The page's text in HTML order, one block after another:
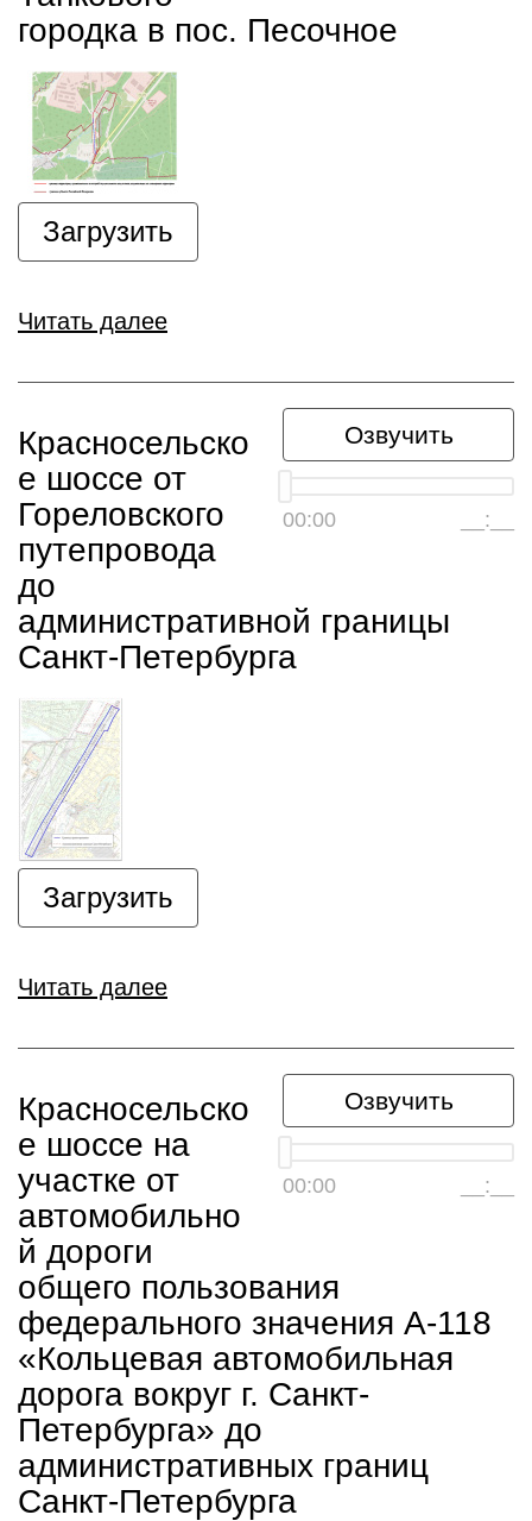
городка в пос. Песочное
Загрузить
Читать далее
Озвучить
00:00 __:__
Красносельско
е шоссе от
Гореловского
путепровода
до
административной границы
Санкт-Петербурга
Загрузить
Читать далее
Озвучить
00:00 __:__
Красносельско
е шоссе на
участке от
автомобильно
й дороги
общего пользования
федерального значения А-118
«Кольцевая автомобильная
дорога вокруг г. Санкт-
Петербурга» до
административных границ
Санкт-Петербурга